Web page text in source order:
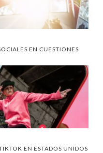
EN CUESTIONES
EN ESTADOS UNIDOS